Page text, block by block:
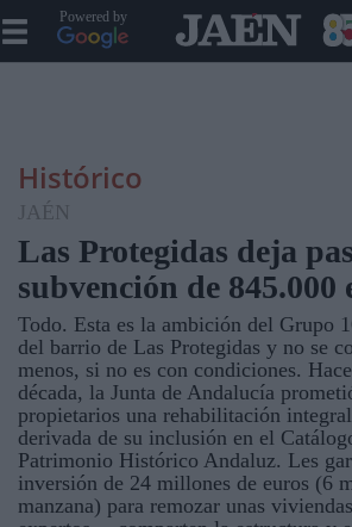
Powered by
Histórico
JAÉN
Las Protegidas deja
subvención de 845.000
Todo. Esta es la ambición del Grupo
del barrio de Las Protegidas y no se
menos, si no es con condiciones.
década, la Junta de Andalucía
propietarios una rehabilitación
derivada de su inclusión en el
Patrimonio Histórico Andaluz. Les
inversión de 24 millones de euros (6
manzana) para remozar unas